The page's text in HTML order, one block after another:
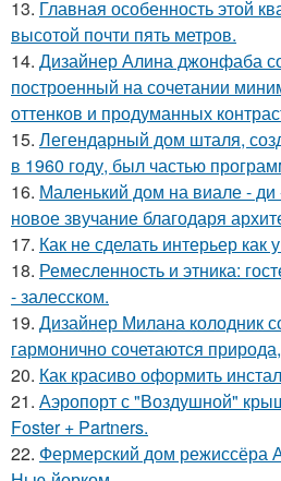
13. Главная особенность этой
высотой почти пять метров.
14. Дизайнер Алина джонфаба
построенный на сочетании
оттенков и продуманных
15. Легендарный дом шталя,
в 1960 году, был частью
16. Маленький дом на виале - ди
новое звучание благодаря
17. Как не сделать интерьер как
18. Ремесленность и этника:
- залесском.
19. Дизайнер Милана колодник
гармонично сочетаются
20. Как красиво оформить
21. Аэропорт с "Воздушной"
Foster + Partners.
22. Фермерский дом режиссёра